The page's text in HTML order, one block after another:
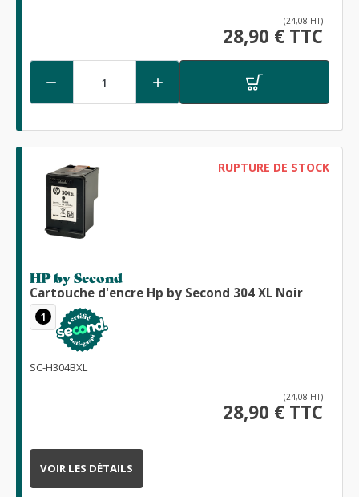
(24,08 HT)
28,90 € TTC
 
RUPTURE DE STOCK
HP by Second
Cartouche d'encre Hp by Second 304 XL Noir
1
SC-H304BXL
(24,08 HT)
28,90 € TTC
VOIR LES DÉTAILS